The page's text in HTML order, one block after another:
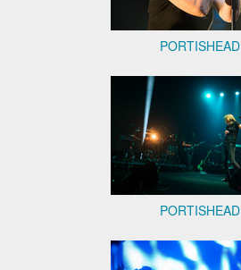
PORTISHEAD
PORTISHEAD